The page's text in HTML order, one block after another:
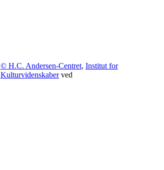
© H.C. Andersen-Centret, Institut for
Kulturvidenskaberved